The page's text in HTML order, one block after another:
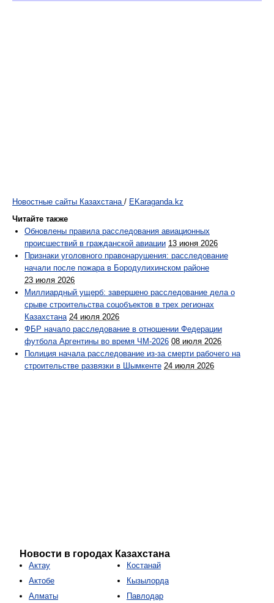
Новостные сайты Казахстана / EKaraganda.kz
Читайте также
Обновлены правила расследования авиационных
происшествий в гражданской авиации 13 июня 2026
Признаки уголовного правонарушения: расследование
начали после пожара в Бородулихинском районе
23 июля 2026
Миллиардный ущерб: завершено расследование дела о
срыве строительства соцобъектов в трех регионах
Казахстана 24 июля 2026
ФБР начало расследование в отношении Федерации
футбола Аргентины во время ЧМ-2026 08 июля 2026
Полиция начала расследование из-за смерти рабочего на
строительстве развязки в Шымкенте 24 июля 2026
Новости в городах Казахстана
Актау
Актобе
Алматы
Костанай
Кызылорда
Павлодар